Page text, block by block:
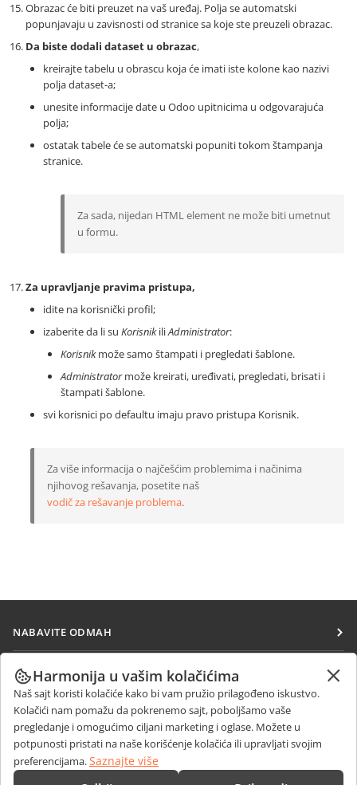
Obrazac će biti preuzet na vaš uređaj. Polja se automatski
popunjavaju u zavisnosti od stranice sa koje ste preuzeli obrazac.
Da biste dodali dataset u obrazac,
kreirajte tabelu u obrascu koja će imati iste kolone kao nazivi
polja dataset-a;
unesite informacije date u Odoo upitnicima u odgovarajuća
polja;
ostatak tabele će se automatski popuniti tokom štampanja
stranice.
Za sada, nijedan HTML element ne može biti umetnut
u formu.
Za upravljanje pravima pristupa,
idite na korisnički profil;
izaberite da li su KorisnikiliAdministrator:
Korisnikmože samo štampati i pregledati šablone.
Administratormože kreirati, uređivati, pregledati, brisati i
štampati šablone.
svi korisnici po defaultu imaju pravo pristupa Korisnik.
Za više informacija o najčešćim problemima i načinima
njihovog rešavanja, posetite naš
vodič za rešavanje problema.
NABAVITE ODMAH
Docs
DocSpace
Workspace
Konektori
Desktop aplikacije
SARAĐUJTE
Za doprinosioce
Za prevodioce
Za influensere
Slobodna radna mesta
PRIMAJTE VESTI
Blog
DOBIJTE POMOĆ
Forum
Harmonija u vašim kolačićima
Naš sajt koristi kolačiće kako bi vam pružio prilagođeno iskustvo.
Kolačići nam pomažu da pokrenemo sajt, poboljšamo vaše
pregledanje i omogućimo ciljani marketing i oglase. Možete u
potpunosti pristati na naše korišćenje kolačića ili upravljati svojim
preferencijama.Saznajte više